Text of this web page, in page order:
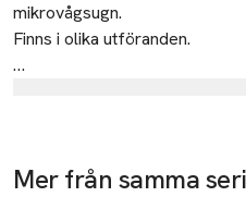
mikrovågsugn.
Finns i olika utföranden.
Höjd: 9 cm
Dalagatan 100
113 43 Stockholm
Mer från samma